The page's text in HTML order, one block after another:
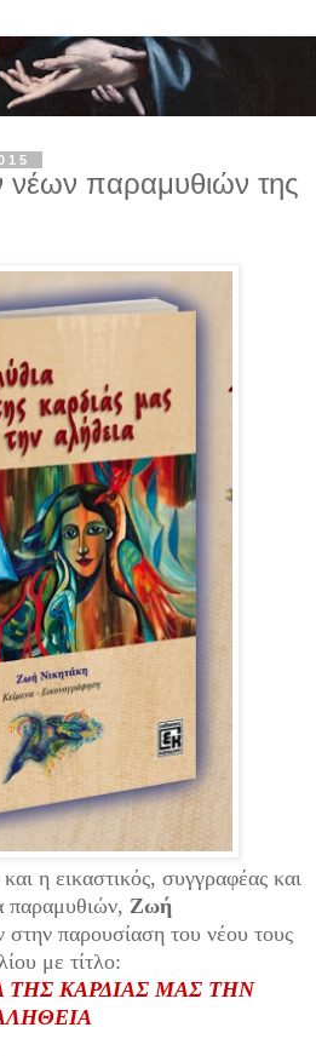
νέων παραμυθιών της
και η εικαστικός, συγγραφέας και
παραμυθιών, Ζωή
στην παρουσίαση του νέου τους
με τίτλο:
ΤΗΣ ΚΑΡΔΙΑΣ ΜΑΣ ΤΗΝ